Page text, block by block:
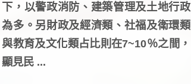
下，以警政消防、建築管理及土地行政
為多。另財政及經濟類、社福及衛環類
與教育及文化類占比則在7~10％之間，
顯見民 ...